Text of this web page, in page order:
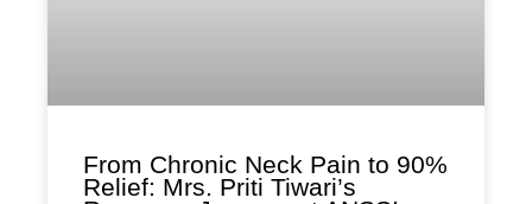
From Chronic Neck Pain to 90%
Relief: Mrs. Priti Tiwari’s